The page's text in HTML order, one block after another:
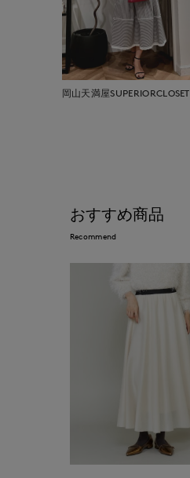
岡山天満屋SUPERIORCLOSET
おすすめ商品
Recommend